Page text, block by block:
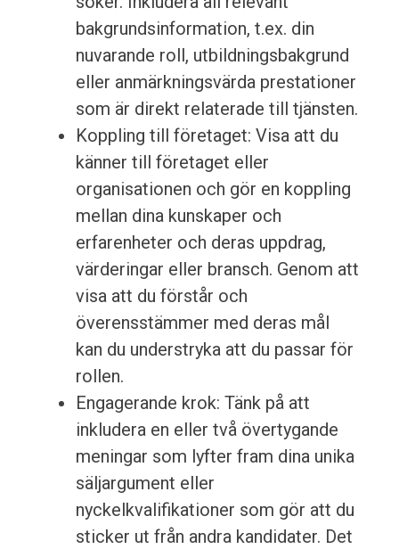
bakgrundsinformation, t.ex. din
nuvarande roll, utbildningsbakgrund
eller anmärkningsvärda prestationer
som är direkt relaterade till tjänsten.
Koppling till företaget: Visa att du
känner till företaget eller
organisationen och gör en koppling
mellan dina kunskaper och
erfarenheter och deras uppdrag,
värderingar eller bransch. Genom att
visa att du förstår och
överensstämmer med deras mål
kan du understryka att du passar för
rollen.
Engagerande krok: Tänk på att
inkludera en eller två övertygande
meningar som lyfter fram dina unika
säljargument eller
nyckelkvalifikationer som gör att du
sticker ut från andra kandidater. Det